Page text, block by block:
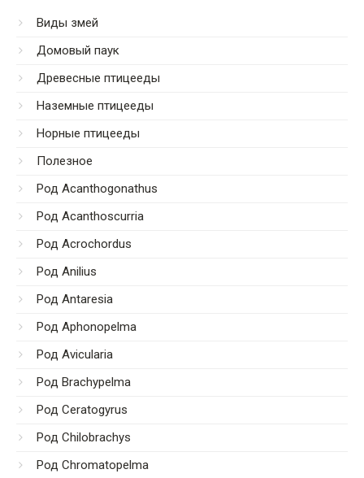
Виды змей
Домовый паук
Древесные птицееды
Наземные птицееды
Норные птицееды
Полезное
Род Acanthogonathus
Род Acanthoscurria
Род Acrochordus
Род Anilius
Род Antaresia
Род Aphonopelma
Род Avicularia
Род Brachypelma
Род Ceratogyrus
Род Chilobrachys
Род Chromatopelma